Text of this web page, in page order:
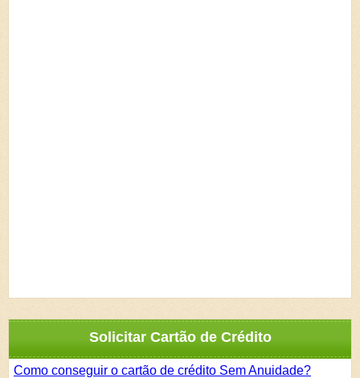
Solicitar Cartão de Crédito
Como conseguir o cartão de crédito Sem Anuidade?